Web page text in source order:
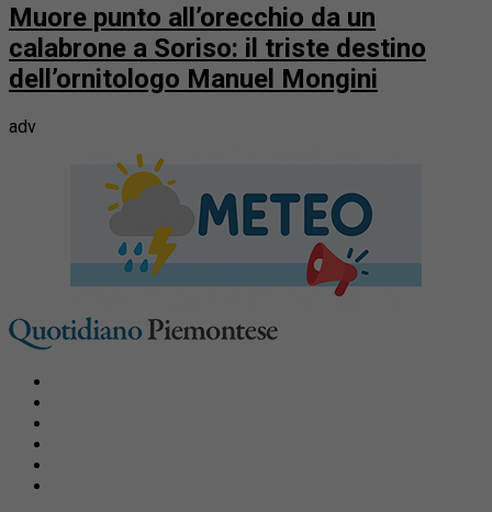
Muore punto all’orecchio da un
calabrone a Soriso: il triste destino
dell’ornitologo Manuel Mongini
adv